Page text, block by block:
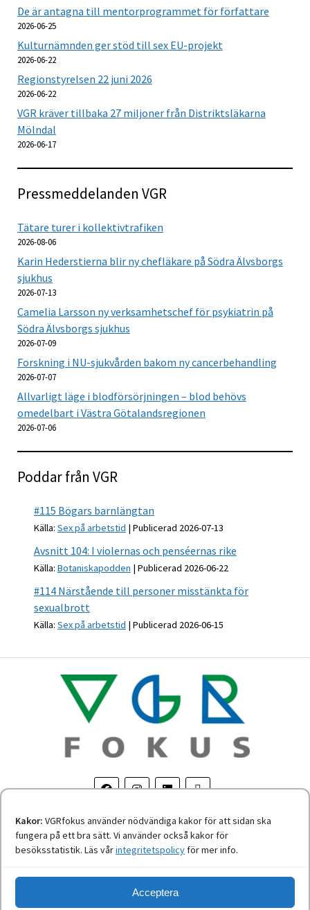
Kakor: VGRfokus använder nödvändiga kakor för att sidan ska
fungera på ett bra sätt. Vi använder också kakor för
besöksstatistik. Läs vårintegritetspolicy för mer info.
Acceptera
De är antagna till mentorprogrammet för författare
2026-06-25
Kulturnämnden ger stöd till sex EU-projekt
2026-06-22
Regionstyrelsen 22 juni 2026
2026-06-22
VGR kräver tillbaka 27 miljoner från Distriktsläkarna
Mölndal
2026-06-17
Pressmeddelanden VGR
Tätare turer i kollektivtrafiken
2026-08-06
Karin Hederstierna blir ny chefläkare på Södra Älvsborgs
sjukhus
2026-07-13
Camelia Larsson ny verksamhetschef för psykiatrin på
Södra Älvsborgs sjukhus
2026-07-09
Forskning i NU-sjukvården bakom ny cancerbehandling
2026-07-07
Allvarligt läge i blodförsörjningen – blod behövs
omedelbart i Västra Götalandsregionen
2026-07-06
Poddar från VGR
#115 Bögars barnlängtan
Källa: Sex på arbetstid Publicerad 2026-07-13
Avsnitt 104: I violernas och penséernas rike
Källa: Botaniskapodden Publicerad 2026-06-22
#114 Närstående till personer misstänkta för
sexualbrott
Källa: Sex på arbetstid Publicerad 2026-06-15
Om personuppgifter Tillgänglighetsredogörelse
Nyheter från Västra Götalandsregionen.